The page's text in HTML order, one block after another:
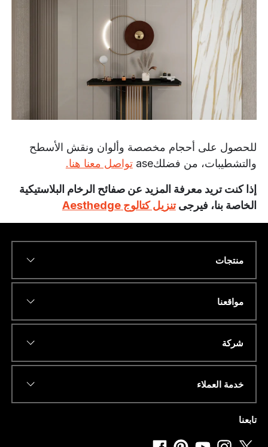
للحصول على أحجام مخصصة وألوان ونقش الأسطح
والتشطيبات، من فضلكase تواصل معنا هنا.
إذا كنت تريد معرفة المزيد عن صفائح الرخام البلاستيكية
الخاصة بنا، فيرجىتنزيل كتالوج Aesthedge
*
*
W
H
T
A
P
رقم الهاتف أو الواتساب*
منتجات
مواقعنا
شركة
خدمة العملاء
تابعنا